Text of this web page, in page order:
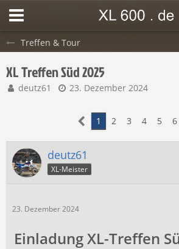
Treffen & Tour
XL Treffen Süd 2025
deutz61 23. Dezember 2024
1 2 3 4 5 6
deutz61
XL-Meister
23. Dezember 2024
Einladung XL-Treffen